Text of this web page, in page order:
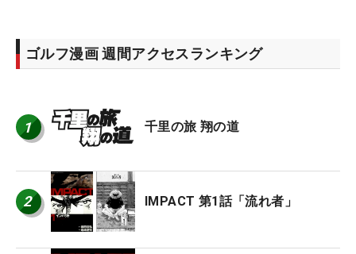
ゴルフ漫画 週間アクセスランキング
1 千里の旅 翔の道
2 IMPACT 第1話「流れ者」